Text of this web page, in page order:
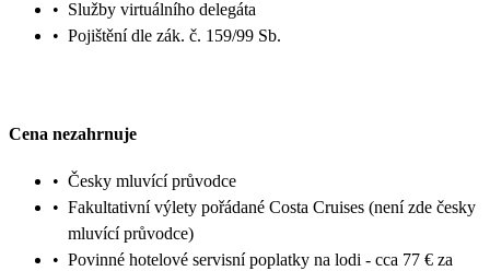
• Služby virtuálního delegáta
• Pojištění dle zák. č. 159/99 Sb.
Cena nezahrnuje
• Česky mluvící průvodce
• Fakultativní výlety pořádané Costa Cruises (není zde česky
mluvící průvodce)
• Povinné hotelové servisní poplatky na lodi - cca 77 € za